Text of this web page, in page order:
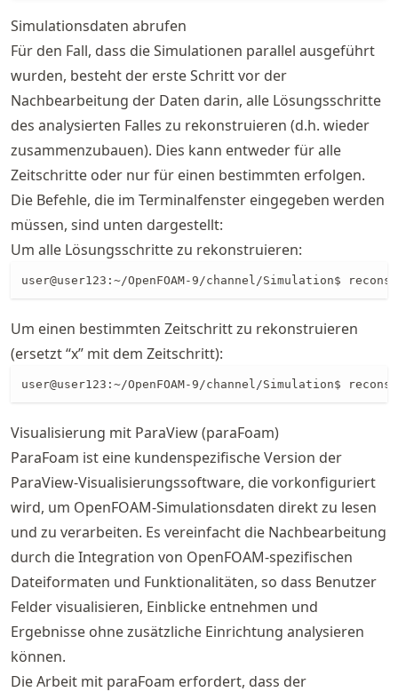
Simulationsdaten abrufen
Für den Fall, dass die Simulationen parallel ausgeführt
wurden, besteht der erste Schritt vor der
Nachbearbeitung der Daten darin, alle Lösungsschritte
des analysierten Falles zu rekonstruieren (d.h. wieder
zusammenzubauen). Dies kann entweder für alle
Zeitschritte oder nur für einen bestimmten erfolgen.
Die Befehle, die im Terminalfenster eingegeben werden
müssen, sind unten dargestellt:
Um alle Lösungsschritte zu rekonstruieren:
user@user123:~/OpenFOAM-9/channel/Simulation$
Um einen bestimmten Zeitschritt zu rekonstruieren
(ersetzt “x” mit dem Zeitschritt):
user@user123:~/OpenFOAM-9/channel/Simulation$
Visualisierung mit ParaView (paraFoam)
ParaFoam ist eine kundenspezifische Version der
ParaView-Visualisierungssoftware, die vorkonfiguriert
wird, um OpenFOAM-Simulationsdaten direkt zu lesen
und zu verarbeiten. Es vereinfacht die Nachbearbeitung
durch die Integration von OpenFOAM-spezifischen
Dateiformaten und Funktionalitäten, so dass Benutzer
Felder visualisieren, Einblicke entnehmen und
Ergebnisse ohne zusätzliche Einrichtung analysieren
können.
Die Arbeit mit paraFoam erfordert, dass der